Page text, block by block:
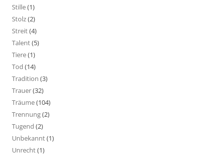
Stille(1)
Stolz(2)
Streit(4)
Talent(5)
Tiere(1)
Tod (14)
Tradition (3)
Trauer(32)
Träume(104)
Trennung(2)
Tugend (2)
Unbekannt(1)
Unrecht(1)